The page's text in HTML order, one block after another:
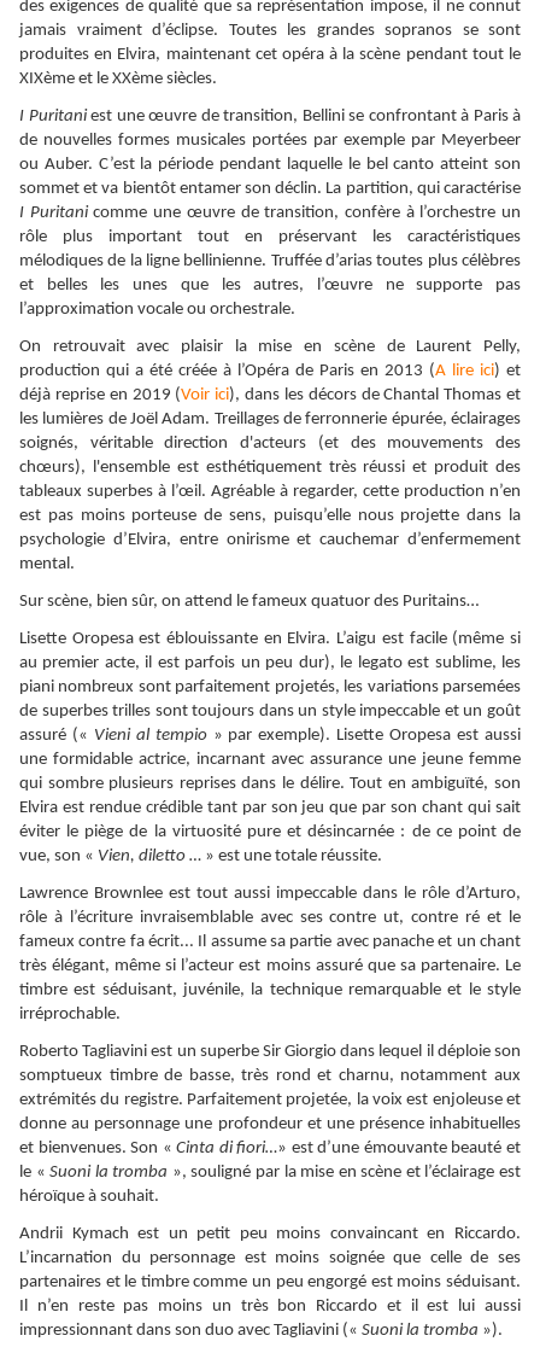
des exigences de qualité que sa représentation impose, il ne connut
jamais vraiment d’éclipse. Toutes les grandes sopranos se sont
produites en Elvira, maintenant cet opéra à la scène pendant tout le
XIXème et le XXème siècles.
I Puritaniest une œuvre de transition, Bellini se confrontant à Paris à
de nouvelles formes musicales portées par exemple par Meyerbeer
ou Auber. C’est la période pendant laquelle le bel canto atteint son
sommet et va bientôt entamer son déclin. La partition, qui caractérise
I Puritanicomme une œuvre de transition, confère à l’orchestre un
rôle plus important tout en préservant les caractéristiques
mélodiques de la ligne bellinienne. Truffée d’arias toutes plus célèbres
et belles les unes que les autres, l’œuvre ne supporte pas
l’approximation vocale ou orchestrale.
On retrouvait avec plaisir la mise en scène de Laurent Pelly,
production qui a été créée à l’Opéra de Paris en 2013 (A lire ici) et
déjà reprise en 2019 (Voir ici), dans les décors de Chantal Thomas et
les lumières de Joël Adam. Treillages de ferronnerie épurée, éclairages
soignés, véritable direction d'acteurs (et des mouvements des
chœurs), l'ensemble est esthétiquement très réussi et produit des
tableaux superbes à l’œil. Agréable à regarder, cette production n’en
est pas moins porteuse de sens, puisqu’elle nous projette dans la
psychologie d’Elvira, entre onirisme et cauchemar d’enfermement
mental.
Sur scène, bien sûr, on attend le fameux quatuor des Puritains…
Lisette Oropesa est éblouissante en Elvira. L’aigu est facile (même si
au premier acte, il est parfois un peu dur), le legato est sublime, les
piani nombreux sont parfaitement projetés, les variations parsemées
de superbes trilles sont toujours dans un style impeccable et un goût
assuré (« Vieni al tempio» par exemple). Lisette Oropesa est aussi
une formidable actrice, incarnant avec assurance une jeune femme
qui sombre plusieurs reprises dans le délire. Tout en ambiguïté, son
Elvira est rendue crédible tant par son jeu que par son chant qui sait
éviter le piège de la virtuosité pure et désincarnée : de ce point de
vue, son « Vien, diletto … » est une totale réussite.
Lawrence Brownlee est tout aussi impeccable dans le rôle d’Arturo,
rôle à l’écriture invraisemblable avec ses contre ut, contre ré et le
fameux contre fa écrit... Il assume sa partie avec panache et un chant
très élégant, même si l’acteur est moins assuré que sa partenaire. Le
timbre est séduisant, juvénile, la technique remarquable et le style
irréprochable.
Roberto Tagliavini est un superbe Sir Giorgio dans lequel il déploie son
somptueux timbre de basse, très rond et charnu, notamment aux
extrémités du registre. Parfaitement projetée, la voix est enjoleuse et
donne au personnage une profondeur et une présence inhabituelles
et bienvenues. Son «Cinta di fiori…» est d’une émouvante beauté et
le «Suoni la tromba », souligné par la mise en scène et l’éclairage est
héroïque à souhait.
Andrii Kymach est un petit peu moins convaincant en Riccardo.
L’incarnation du personnage est moins soignée que celle de ses
partenaires et le timbre comme un peu engorgé est moins séduisant.
Il n’en reste pas moins un très bon Riccardo et il est lui aussi
impressionnant dans son duo avec Tagliavini (« Suoni la tromba »).